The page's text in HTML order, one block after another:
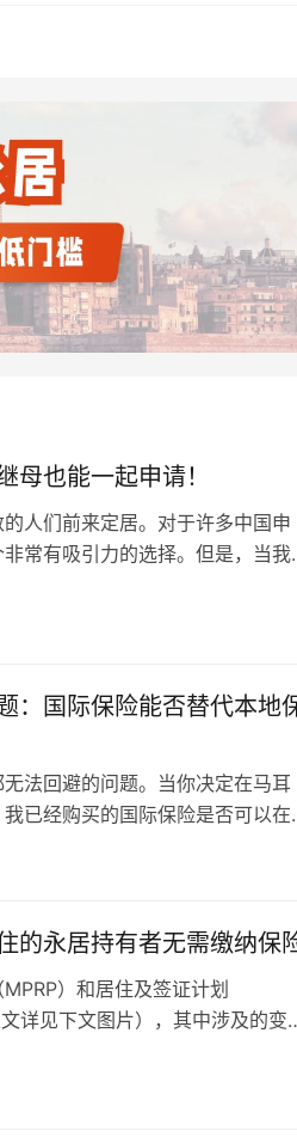
母也能一起申请！
人们前来定居。对于许多中国申
常有吸引力的选择。但是，当我
9月6日，马耳他移民局发布了一
：国际保险能否替代本地
法回避的问题。当你决定在马耳
已经购买的国际保险是否可以在
不低于3万欧元、覆盖马耳他门诊
的永居持有者无需缴纳保
）和居住及签证计划
详见下文图片），其中涉及的变
耳他常住的永居持有者及其家属